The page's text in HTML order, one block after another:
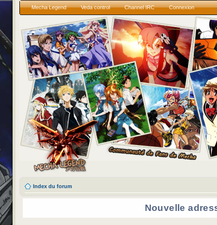
Mecha Legend Veda control Channel IRC Connexion
Index du forum
Nouvelle